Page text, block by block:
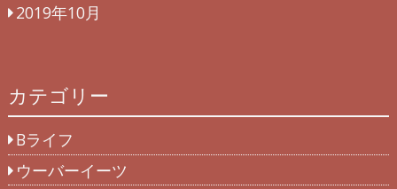
2019年10月
カテゴリー
Bライフ
ウーバーイーツ